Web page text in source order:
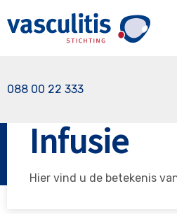
088 00 22 333
ZoekInfusie
Hier vind u de betekenis